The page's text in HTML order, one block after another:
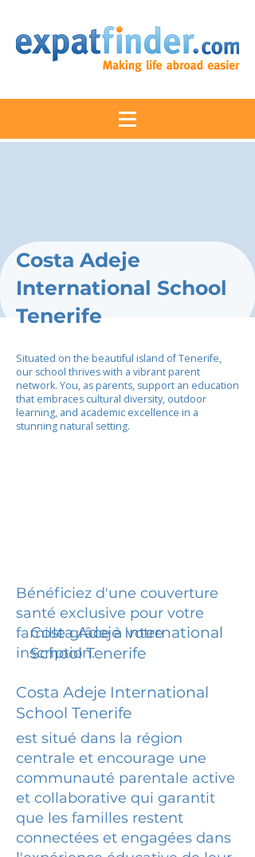
Costa Adeje
International School
Tenerife
Situated on the beautiful island of Tenerife,
our school thrives with a vibrant parent
network. You, as parents, support an education
that embraces cultural diversity, outdoor
learning, and academic excellence in a
stunning natural setting.
Bénéficiez d'une couverture
santé exclusive pour votre
famille grâce à votre
inscription.
Costa Adeje International
School Tenerife
Costa Adeje International
School Tenerife
est situé dans la région
centrale et encourage une
communauté parentale active
et collaborative qui garantit
que les familles restent
connectées et engagées dans